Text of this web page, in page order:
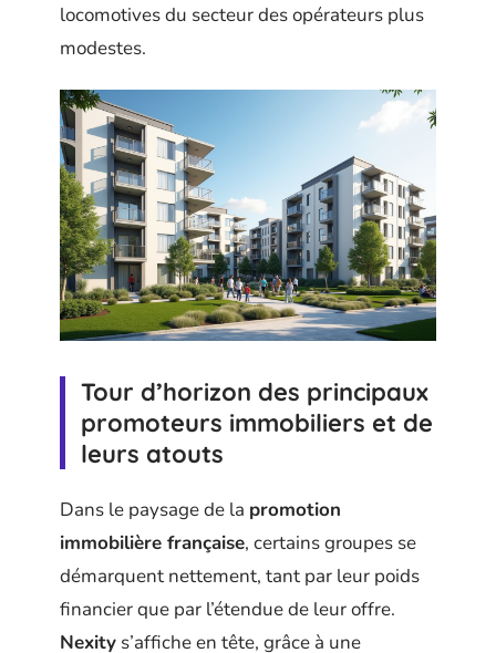
locomotives du secteur des opérateurs plus
modestes.
Tour d’horizon des principaux
promoteurs immobiliers et de
leurs atouts
Dans le paysage de la promotion
immobilière française, certains groupes se
démarquent nettement, tant par leur poids
financier que par l’étendue de leur offre.
Nexity s’affiche en tête, grâce à une